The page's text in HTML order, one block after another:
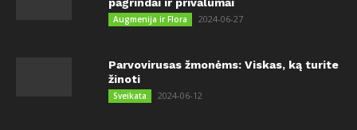
pagrindai ir privalumai
Augmenija ir Flora 2024-06-27
Parvovirusas žmonėms: Viskas, ką turite
žinoti
Sveikata 2024-06-12